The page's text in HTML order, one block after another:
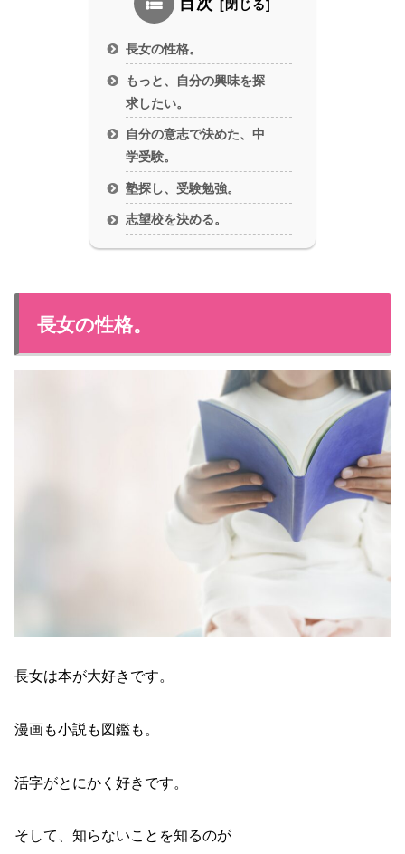
長女の性格。
もっと、自分の興味を探
求したい。
自分の意志で決めた、中
学受験。
塾探し、受験勉強。
志望校を決める。
長女の性格。
長女は本が大好きです。
漫画も小説も図鑑も。
活字がとにかく好きです。
そして、知らないことを知るのが